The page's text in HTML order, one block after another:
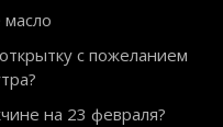
с пожеланием
на 23 февраля?